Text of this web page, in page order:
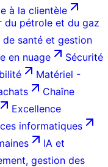
à la clientèle
du pétrole et du gaz
de santé et gestion
en nuage
Sécurité
Matériel -
Chaîne
Excellence
informatiques
IA et
gestion des